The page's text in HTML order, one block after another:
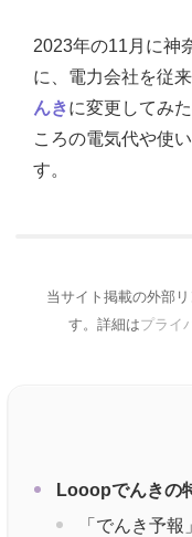
2023年の11月に神
に、電力会社を従
んきに変更してみ
ころの電気代や使
す。
当サイト掲載の外部
す。詳細はプライ
Looopでんきの
「でんき予